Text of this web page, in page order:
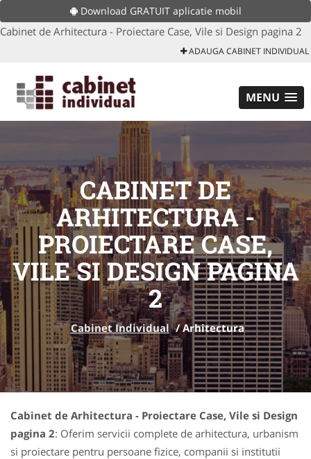
Download GRATUIT aplicatie mobil
Cabinet de Arhitectura - Proiectare Case, Vile si Design pagina 2
ADAUGA CABINET INDIVIDUAL
MENU
CABINET DE
ARHITECTURA -
PROIECTARE CASE,
VILE SI DESIGN PAGINA
2
Cabinet Individual /Arhitectura
Cabinet de Arhitectura - Proiectare Case, Vile si Design
pagina 2: Oferim servicii complete de arhitectura, urbanism
si proiectare pentru persoane fizice, companii si institutii